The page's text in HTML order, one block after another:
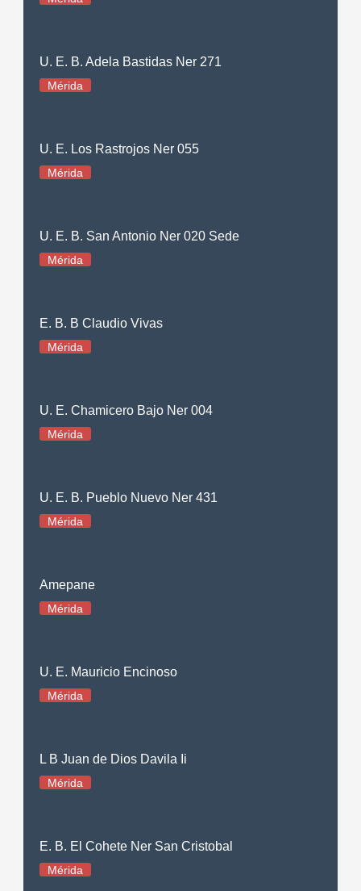
U. E. B. Adela Bastidas Ner 271
Mérida
U. E. Los Rastrojos Ner 055
Mérida
U. E. B. San Antonio Ner 020 Sede
Mérida
E. B. B Claudio Vivas
Mérida
U. E. Chamicero Bajo Ner 004
Mérida
U. E. B. Pueblo Nuevo Ner 431
Mérida
Amepane
Mérida
U. E. Mauricio Encinoso
Mérida
L B Juan de Dios Davila Ii
Mérida
E. B. El Cohete Ner San Cristobal
Mérida